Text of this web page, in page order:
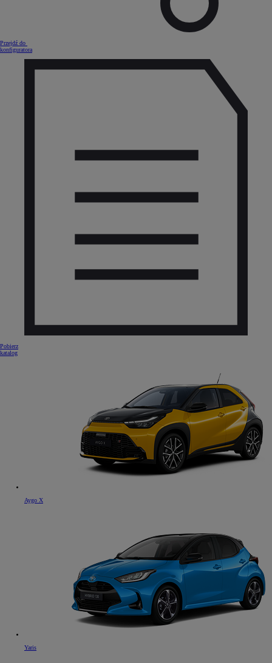
Przejdź do
konfiguratora
Pobierz
katalog
Aygo X
Yaris